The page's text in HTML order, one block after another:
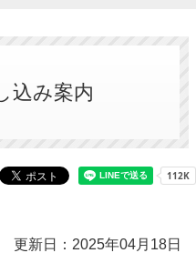
込み案内
更新日：2025年04月18日